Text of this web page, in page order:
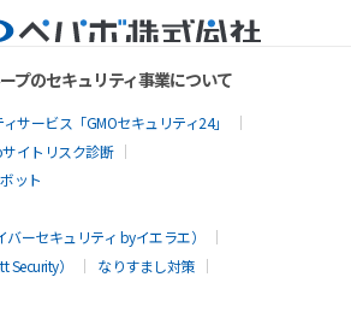
プのセキュリティ事業について
サービス「GMOセキュリティ24」
イトリスク診断
ット
ーセキュリティ byイエラエ）
）
なりすまし対策